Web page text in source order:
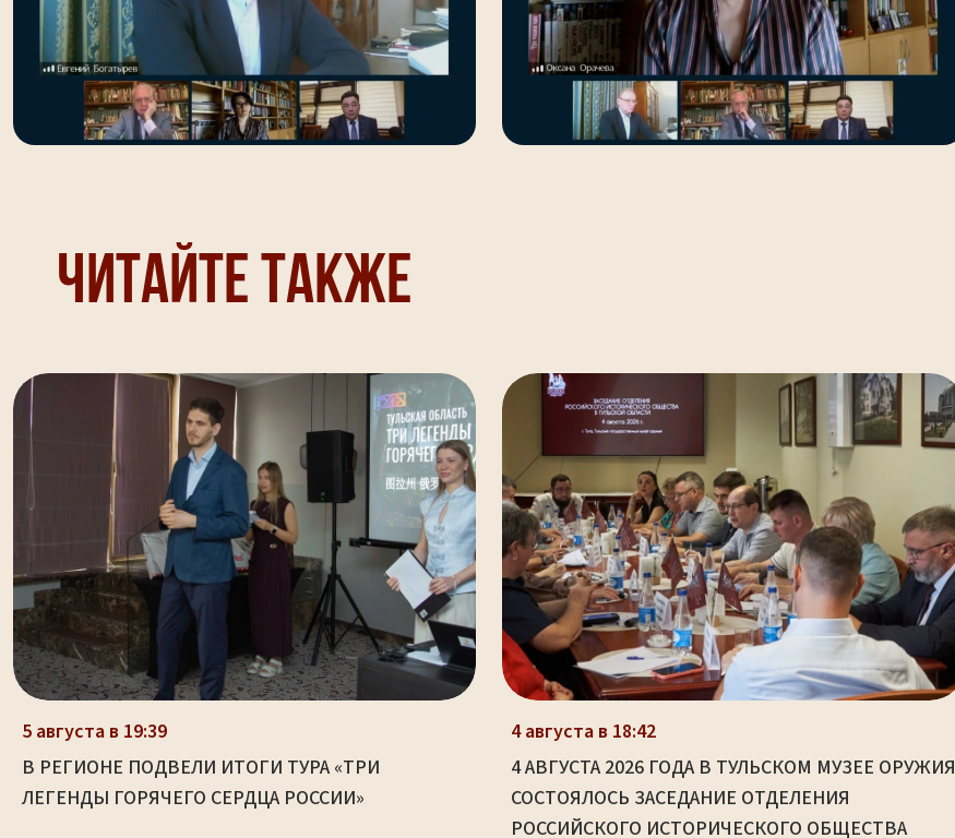
Читайте также
5 августа в 19:39
В РЕГИОНЕ ПОДВЕЛИ ИТОГИ ТУРА «ТРИ
ЛЕГЕНДЫ ГОРЯЧЕГО СЕРДЦА РОССИИ»
4 августа в 18:42
4 АВГУСТА 2026 ГОДА В ТУЛЬСКОМ МУЗЕЕ ОРУЖИЯ
СОСТОЯЛОСЬ ЗАСЕДАНИЕ ОТДЕЛЕНИЯ
РОССИЙСКОГО ИСТОРИЧЕСКОГО ОБЩЕСТВА